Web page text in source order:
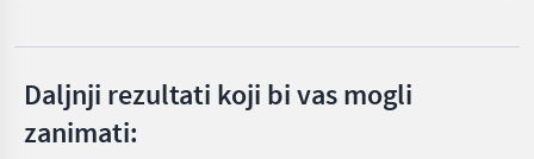
Daljnji rezultati koji bi vas mogli
zanimati: